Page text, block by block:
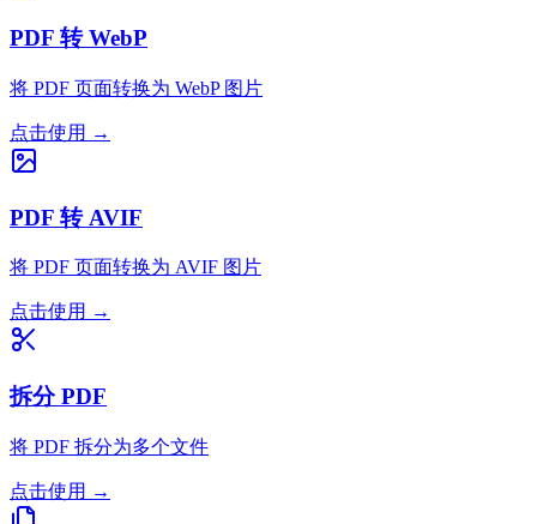
PDF 转 WebP
将 PDF 页面转换为 WebP 图片
点击使用 →
PDF 转 AVIF
将 PDF 页面转换为 AVIF 图片
点击使用 →
拆分 PDF
将 PDF 拆分为多个文件
点击使用 →